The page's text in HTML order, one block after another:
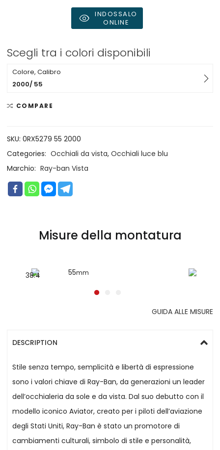
INDOSSALO
ONLINE
Scegli tra i colori disponibili
Colore, Calibro
2000/ 55
COMPARE
SKU:0RX5279 55 2000
Categories: Occhiali da vista,Occhiali luce blu
Marchio: Ray-ban Vista
Misure della montatura
55mm
38.4
GUIDA ALLE MISURE
DESCRIPTION
Stile senza tempo, semplicità e libertà di espressione
sono i valori chiave di Ray-Ban, da generazioni un leader
dell’occhialeria da sole e da vista. Dal suo debutto con il
modello iconico Aviator, creato per i piloti dell’aviazione
degli Stati Uniti, Ray-Ban è stato un promotore di
cambiamenti culturali, simbolo di stile e personalità,